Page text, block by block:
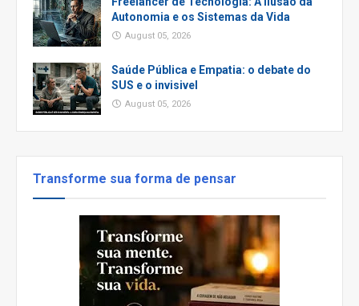
Autonomia e os Sistemas da Vida
August 05, 2026
Saúde Pública e Empatia: o debate do
SUS e o invisivel
August 05, 2026
Transforme sua forma de pensar